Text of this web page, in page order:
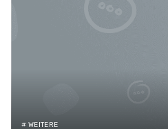
# WEITERE